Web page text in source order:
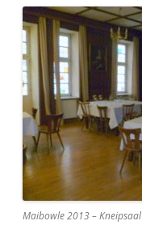
Maibowle 2013 – Kneipsaal